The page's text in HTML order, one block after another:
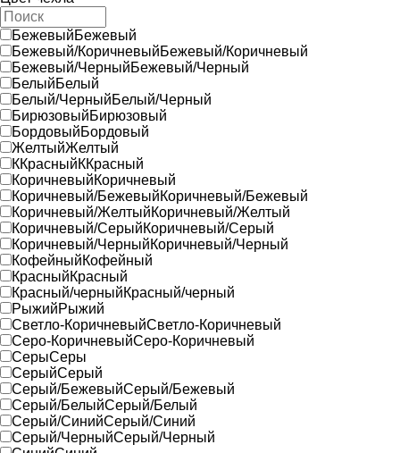
БежевыйБежевый
Бежевый/КоричневыйБежевый/Коричневый
Бежевый/ЧерныйБежевый/Черный
БелыйБелый
Белый/ЧерныйБелый/Черный
БирюзовыйБирюзовый
БордовыйБордовый
ЖелтыйЖелтый
ККрасныйККрасный
КоричневыйКоричневый
Коричневый/БежевыйКоричневый/Бежевый
Коричневый/ЖелтыйКоричневый/Желтый
Коричневый/СерыйКоричневый/Серый
Коричневый/ЧерныйКоричневый/Черный
КофейныйКофейный
КрасныйКрасный
Красный/черныйКрасный/черный
РыжийРыжий
Светло-КоричневыйСветло-Коричневый
Серо-КоричневыйСеро-Коричневый
СерыСеры
СерыйСерый
Серый/БежевыйСерый/Бежевый
Серый/БелыйСерый/Белый
Серый/СинийСерый/Синий
Серый/ЧерныйСерый/Черный